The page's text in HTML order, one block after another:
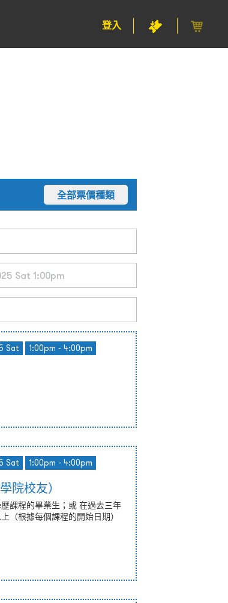
登入
全部票價種類
Sat 1:00pm - 4:00pm
Sat 1:00pm - 4:00pm
院校友）
課程的畢業生；或 在過去三年
（根據每個課程的開始日期）